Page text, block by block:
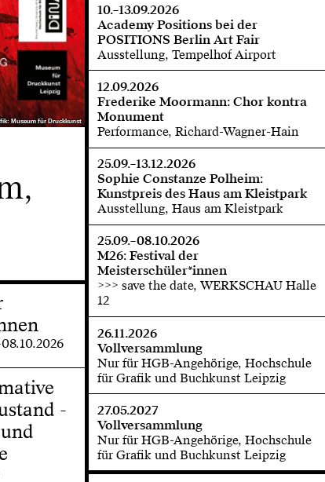
Museum für Druckkunst
Museum für Druckkunst
-
10.–13.09.2026
Academy Positions bei der
POSITIONS Berlin Art Fair
Ausstellung, Tempelhof Airport
12.09.2026
Frederike Moormann: Chor kontra
Monument
Performance, Richard-Wagner-Hain
25.09.–13.12.2026
Sophie Constanze Polheim:
Kunstpreis des Haus am Kleistpark
Ausstellung, Haus am Kleistpark
25.09.–08.10.2026
M26: Festival der
Meisterschüler*innen
>>> save the date, WERKSCHAU Halle
12
26.11.2026
Vollversammlung
Nur für HGB-Angehörige, Hochschule
für Grafik und Buchkunst Leipzig
27.05.2027
Vollversammlung
Nur für HGB-Angehörige, Hochschule
für Grafik und Buchkunst Leipzig